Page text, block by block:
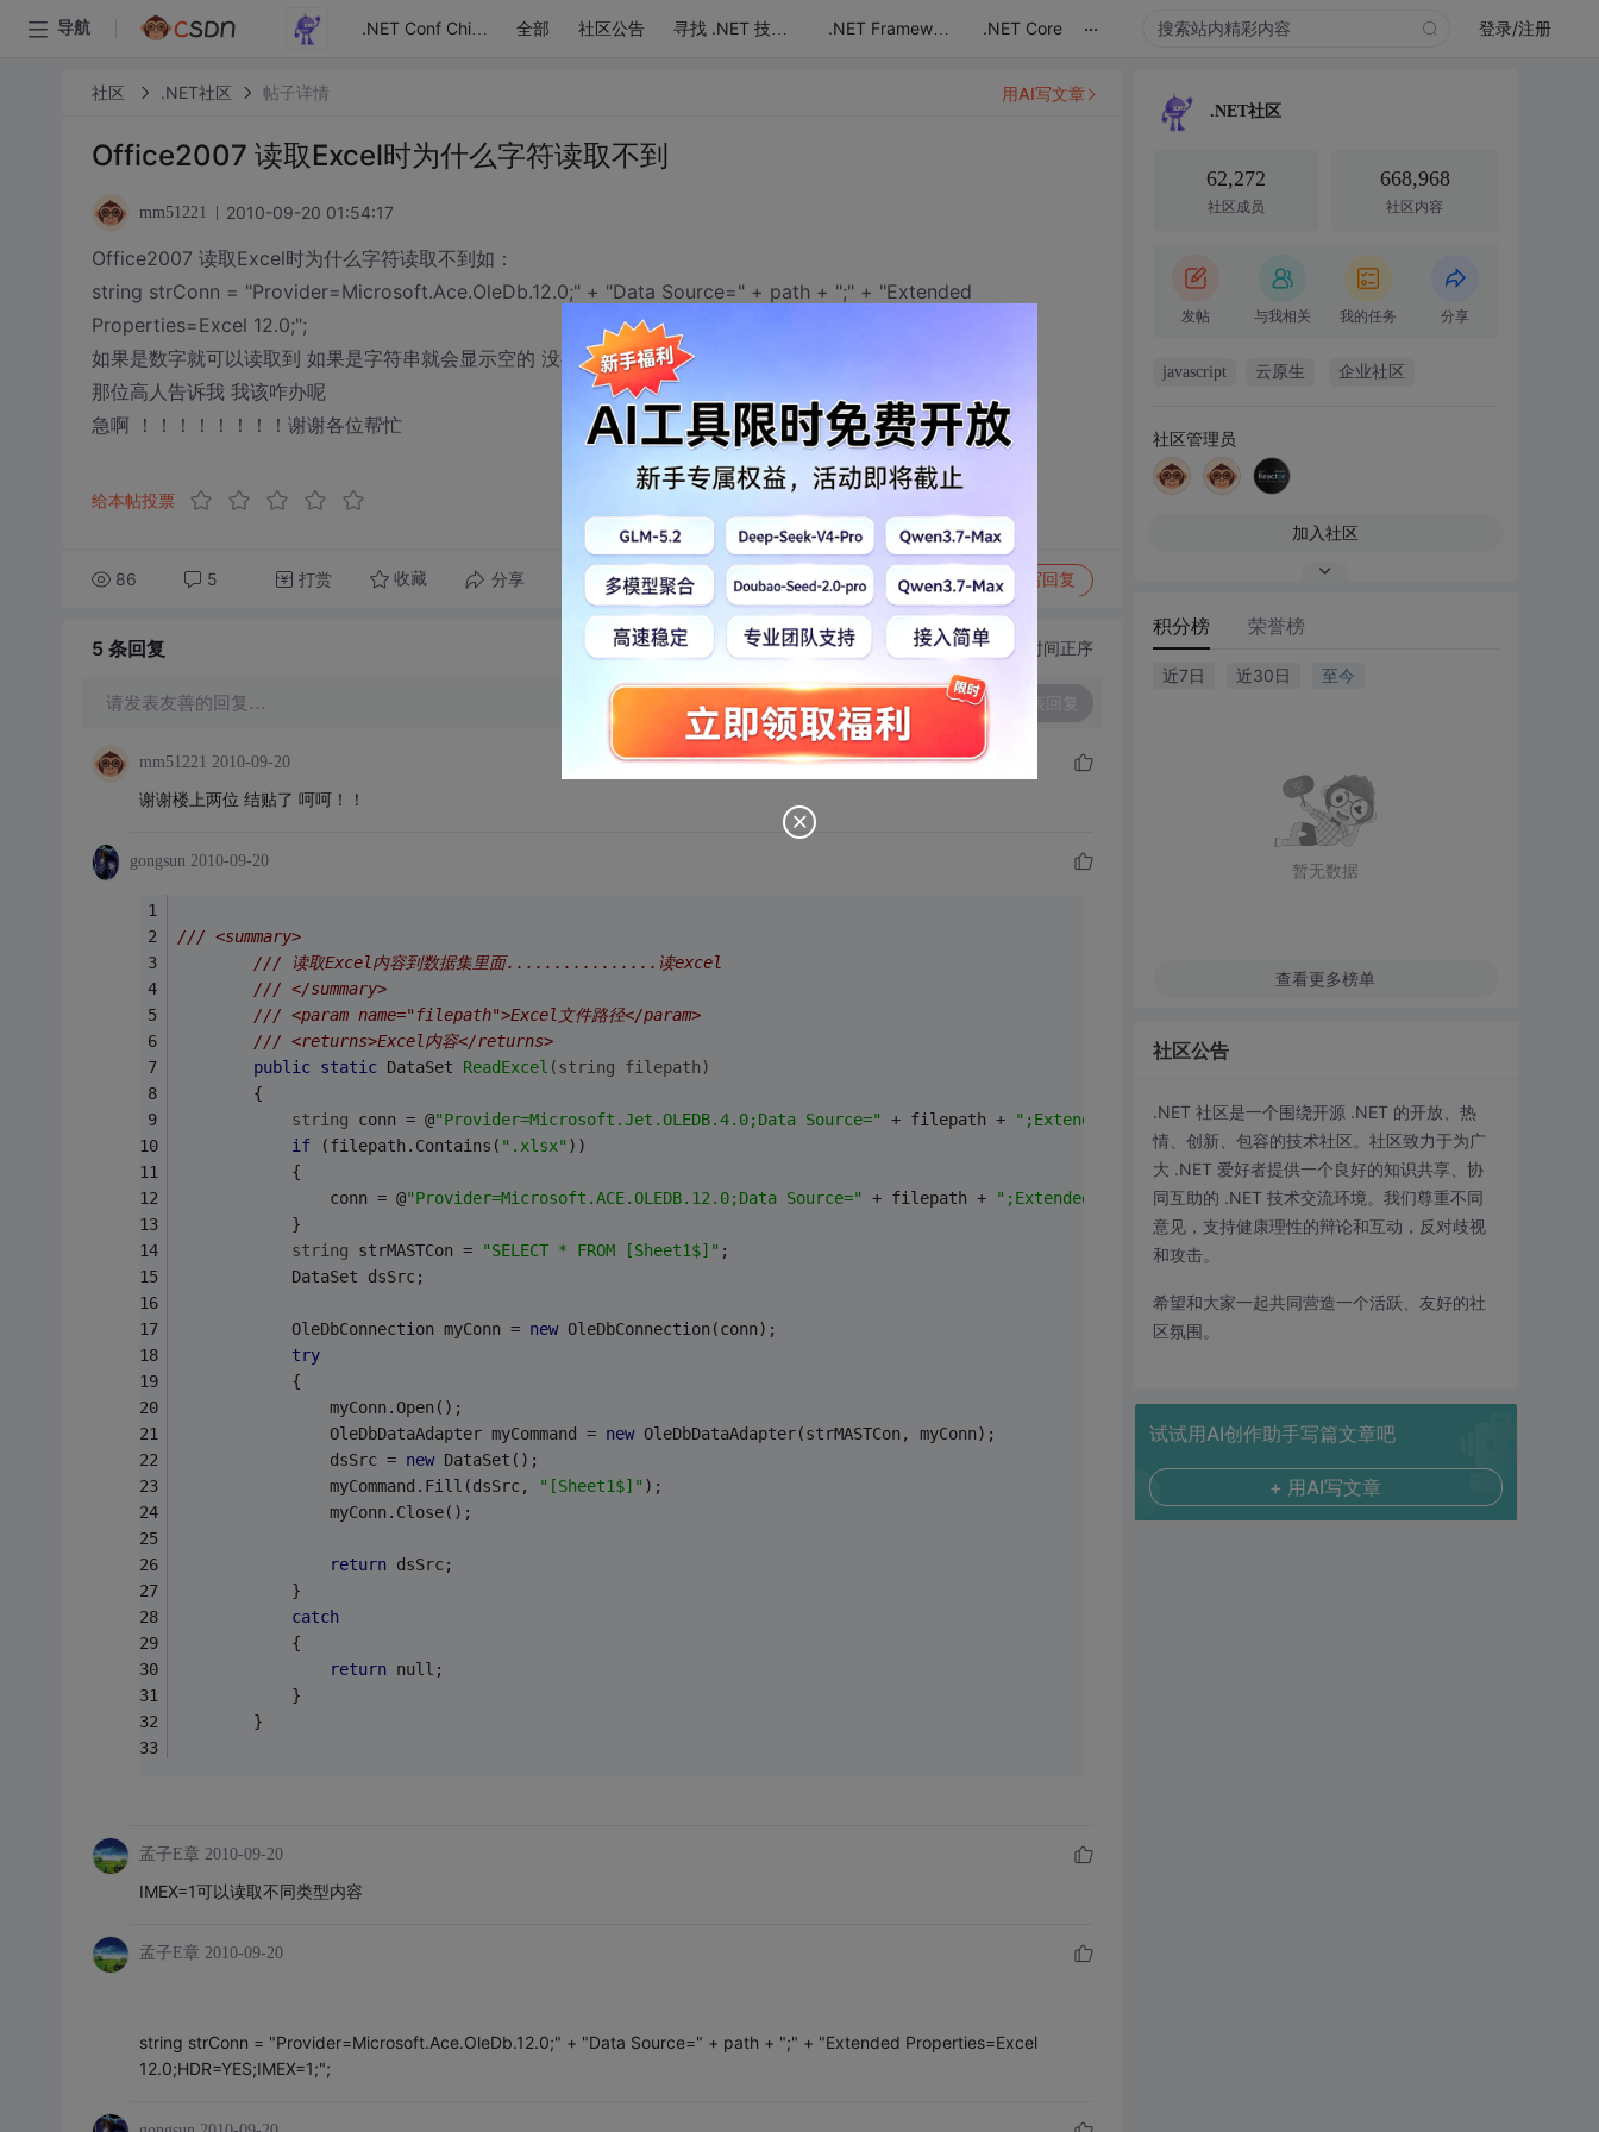
导航 .NET Conf China 全部 社区公告 寻找 .NET 技术达人 .NET Framework .NET Core ... 登录/注册
社区 .NET社区 帖子详情
Office2007 读取Excel时为什么字符读取不到
mm51221 2010-09-20 01:54:17
Office2007 读取Excel时为什么字符读取不到如：
string strConn = "Provider=Microsoft.Ace.OleDb.12.0;" + "Data Source=" + path + ";" + "Extended
Properties=Excel 12.0;";
如果是数字就可以读取到 如果是字符串就会显示空的 没有读取到
那位高人告诉我 我该咋办呢
急啊 ！！！！！！！！谢谢各位帮忙
给本帖投票
86 5 打赏 收藏 分享 转发到动态 举报 写回复
用AI写文章
5 条回复 切换为时间正序
请发表友善的回复…
mm51221 2010-09-20
谢谢楼上两位 结贴了 呵呵！！
gongsun 2010-09-20
/// <summary>
/// 读取Excel内容到数据集里面................读excel
/// </summary>
/// <param name="filepath">Excel文件路径</param>
/// <returns>Excel内容</returns>
public static DataSet ReadExcel (string filepath)
        {
string conn = @"Provider=Microsoft.Jet.OLEDB.4.0;Data Source=" + filepath + ";Extended Properties=Excel 8.0;" ;
if (filepath.Contains( ".xlsx" ))
            {
                conn = @
"Provider=Microsoft.ACE.OLEDB.12.0;Data Source=" + filepath + ";Extended Properties='Excel 12.0;HDR=Yes;IMEX=1'";
            }
string strMASTCon = "SELECT * FROM [Sheet1$]" ;
            DataSet dsSrc;
            OleDbConnection myConn =
new OleDbConnection(conn);
try
            {
                myConn.Open();
                OleDbDataAdapter myCommand =
new OleDbDataAdapter(strMASTCon, myConn);
                dsSrc =
new DataSet();
                myCommand.Fill(dsSrc,
"[Sheet1$]" );
                myConn.Close();
return dsSrc;
            }
catch
            {
return null;
            }
        }
孟子E章 2010-09-20
IMEX=1可以读取不同类型内容
孟子E章 2010-09-20
string strConn = "Provider=Microsoft.Ace.OleDb.12.0;" + "Data Source=" + path + ";" + "Extended Properties=Excel
12.0;HDR=YES;IMEX=1;";
.NET社区
62,272
社区成员
668,968
社区内容
发帖 与我相关 我的任务 分享
javascript 云原生 企业社区
社区管理员
加入社区
积分榜 荣誉榜
近7日 近30日 至今
暂无数据
查看更多榜单
社区公告
.NET 社区是一个围绕开源 .NET 的开放、热
情、创新、包容的技术社区。社区致力于为广
大 .NET 爱好者提供一个良好的知识共享、协
同互助的 .NET 技术交流环境。我们尊重不同
意见，支持健康理性的辩论和互动，反对歧视
和攻击。
希望和大家一起共同营造一个活跃、友好的社
区氛围。
试试用AI创作助手写篇文章吧
+ 用AI写文章